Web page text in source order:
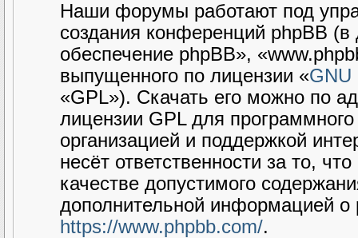
Наши форумы работают под
создания конференций phpBB
обеспечение phpBB»,
выпущенного по лицензии «GNU
«GPL»). Скачать его можно по
лицензии GPL для
организацией и поддержкой
несёт ответственности за то,
качестве допустимого
дополнительной информацией
https://www.phpbb.com/.